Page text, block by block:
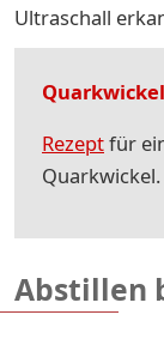
Ultraschall
Rezeptfür
Quarkwickel.
Abstillen